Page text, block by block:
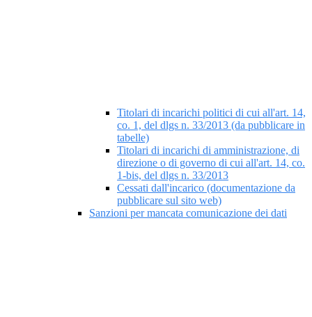
Titolari di incarichi politici di cui all'art. 14,
co. 1, del dlgs n. 33/2013 (da pubblicare in
tabelle)
Titolari di incarichi di amministrazione, di
direzione o di governo di cui all'art. 14, co.
1-bis, del dlgs n. 33/2013
Cessati dall'incarico (documentazione da
pubblicare sul sito web)
Sanzioni per mancata comunicazione dei dati